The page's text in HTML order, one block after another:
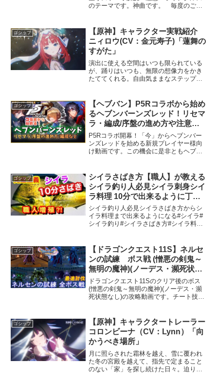
のテーマです。神曲です。 毎度のごと
#BGM #曲 #楽曲 #フル #戦闘 #ラギアク
ルス...
ゴシップ
【原神】キャラクター実戦紹介
ニィロウ(CV：金元寿子)「蓮舞の
すがた」
演出に使える空間はいつも限られている
が、踊りはいつも、無限の想像力をかき
たててくれる。自由気ままなステップの
ーーーーーーーーーーーーーーオープン
ワールドRPG『原神（げ...
ゴシップ
【ヘブバン】P5Rコラボから始め
るヘブンバーンズレッド！リセマ
ラ・編成/序盤の進め方や注意事
項など新規ユーザ向けに解説【新
規プレイヤー応援企画】【ヘブバ
ン3周年】
P5Rコラボ開幕！「今」からヘブンバー
ンズレッドを始める新規プレイヤー様向
け動画です。この機会に是非ともヘブバ
て、現行環境に照らし合わせたリセマラ
方針や、序盤の進め方...
ゴシップ
シイラさばき方【職人】が教える
シイラ釣り人必見シイラ刺身シイ
ラ料理 10分で出来るように丁寧
に解説
シイラ釣り人必見シイラさばき方からシ
イラ料理まで出来るようになる#シイラ#
シイラ釣り#シイラさばき方#シイラ料理#
モチベーションアップになります❤️↓+？
sub_con...
ゴシップ
【ドラゴンクエスト11S】ネルセ
ンの試練 ボス戦 (憎悪の剣鬼～
無明の魔神)(ノーデス・瀕死状態
なし攻略)
ドラゴンクエスト11Sのクリア後のボス
(憎悪の剣鬼～無明の魔神)(ノーデス・瀕
死状態なし)の攻略動画です。チート技・
が分かりやすいように一番遅い普通にし
ています。※この...
ゴシップ
【原神】キャラクタートレーラー
コロンビーナ（CV：Lynn）「向
かうべき場所」
月に照らされた霜林を越え、雪に覆われ
た冬の宮殿を越えて、指先で定まること
のない「家」を探し続けた日々。迫りく